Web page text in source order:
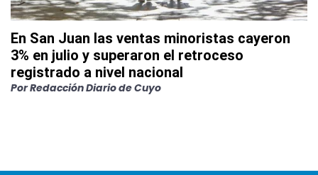
En San Juan las ventas minoristas cayeron
3% en julio y superaron el retroceso
registrado a nivel nacional
PorRedacción Diario de Cuyo